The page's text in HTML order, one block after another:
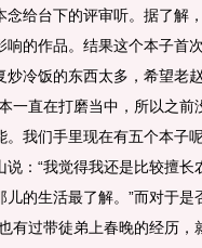
念给台下的评审听。据了解
响的作品。结果这个本子首
炒冷饭的东西太多，希望老
一直在打磨当中，所以之
。我们手里现在有五个本子
说：“我觉得我还是比较擅
儿的生活最了解。”而对于是
有过带徒弟上春晚的经历，